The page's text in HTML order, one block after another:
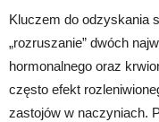
Kluczem do odzyskania
„rozruszanie” dwóch
hormonalnego oraz
często efekt
zastojów w naczyniach.